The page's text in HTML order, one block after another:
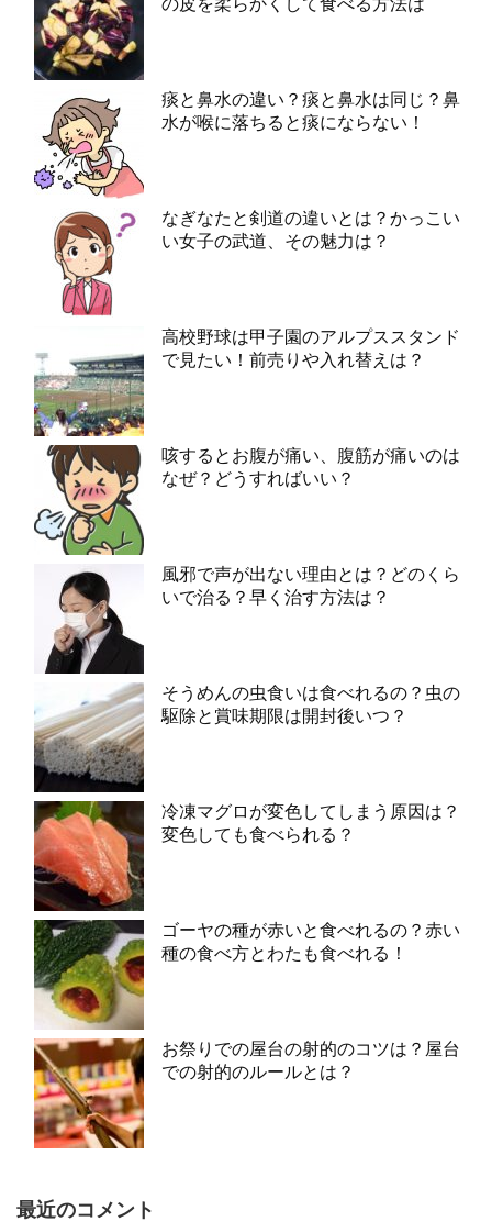
痰と鼻水の違い？痰と鼻水は同じ？鼻
水が喉に落ちると痰にならない！
なぎなたと剣道の違いとは？かっこい
い女子の武道、その魅力は？
高校野球は甲子園のアルプススタンド
で見たい！前売りや入れ替えは？
咳するとお腹が痛い、腹筋が痛いのは
なぜ？どうすればいい？
風邪で声が出ない理由とは？どのくら
いで治る？早く治す方法は？
そうめんの虫食いは食べれるの？虫の
駆除と賞味期限は開封後いつ？
冷凍マグロが変色してしまう原因は？
変色しても食べられる？
ゴーヤの種が赤いと食べれるの？赤い
種の食べ方とわたも食べれる！
お祭りでの屋台の射的のコツは？屋台
での射的のルールとは？
最近のコメント